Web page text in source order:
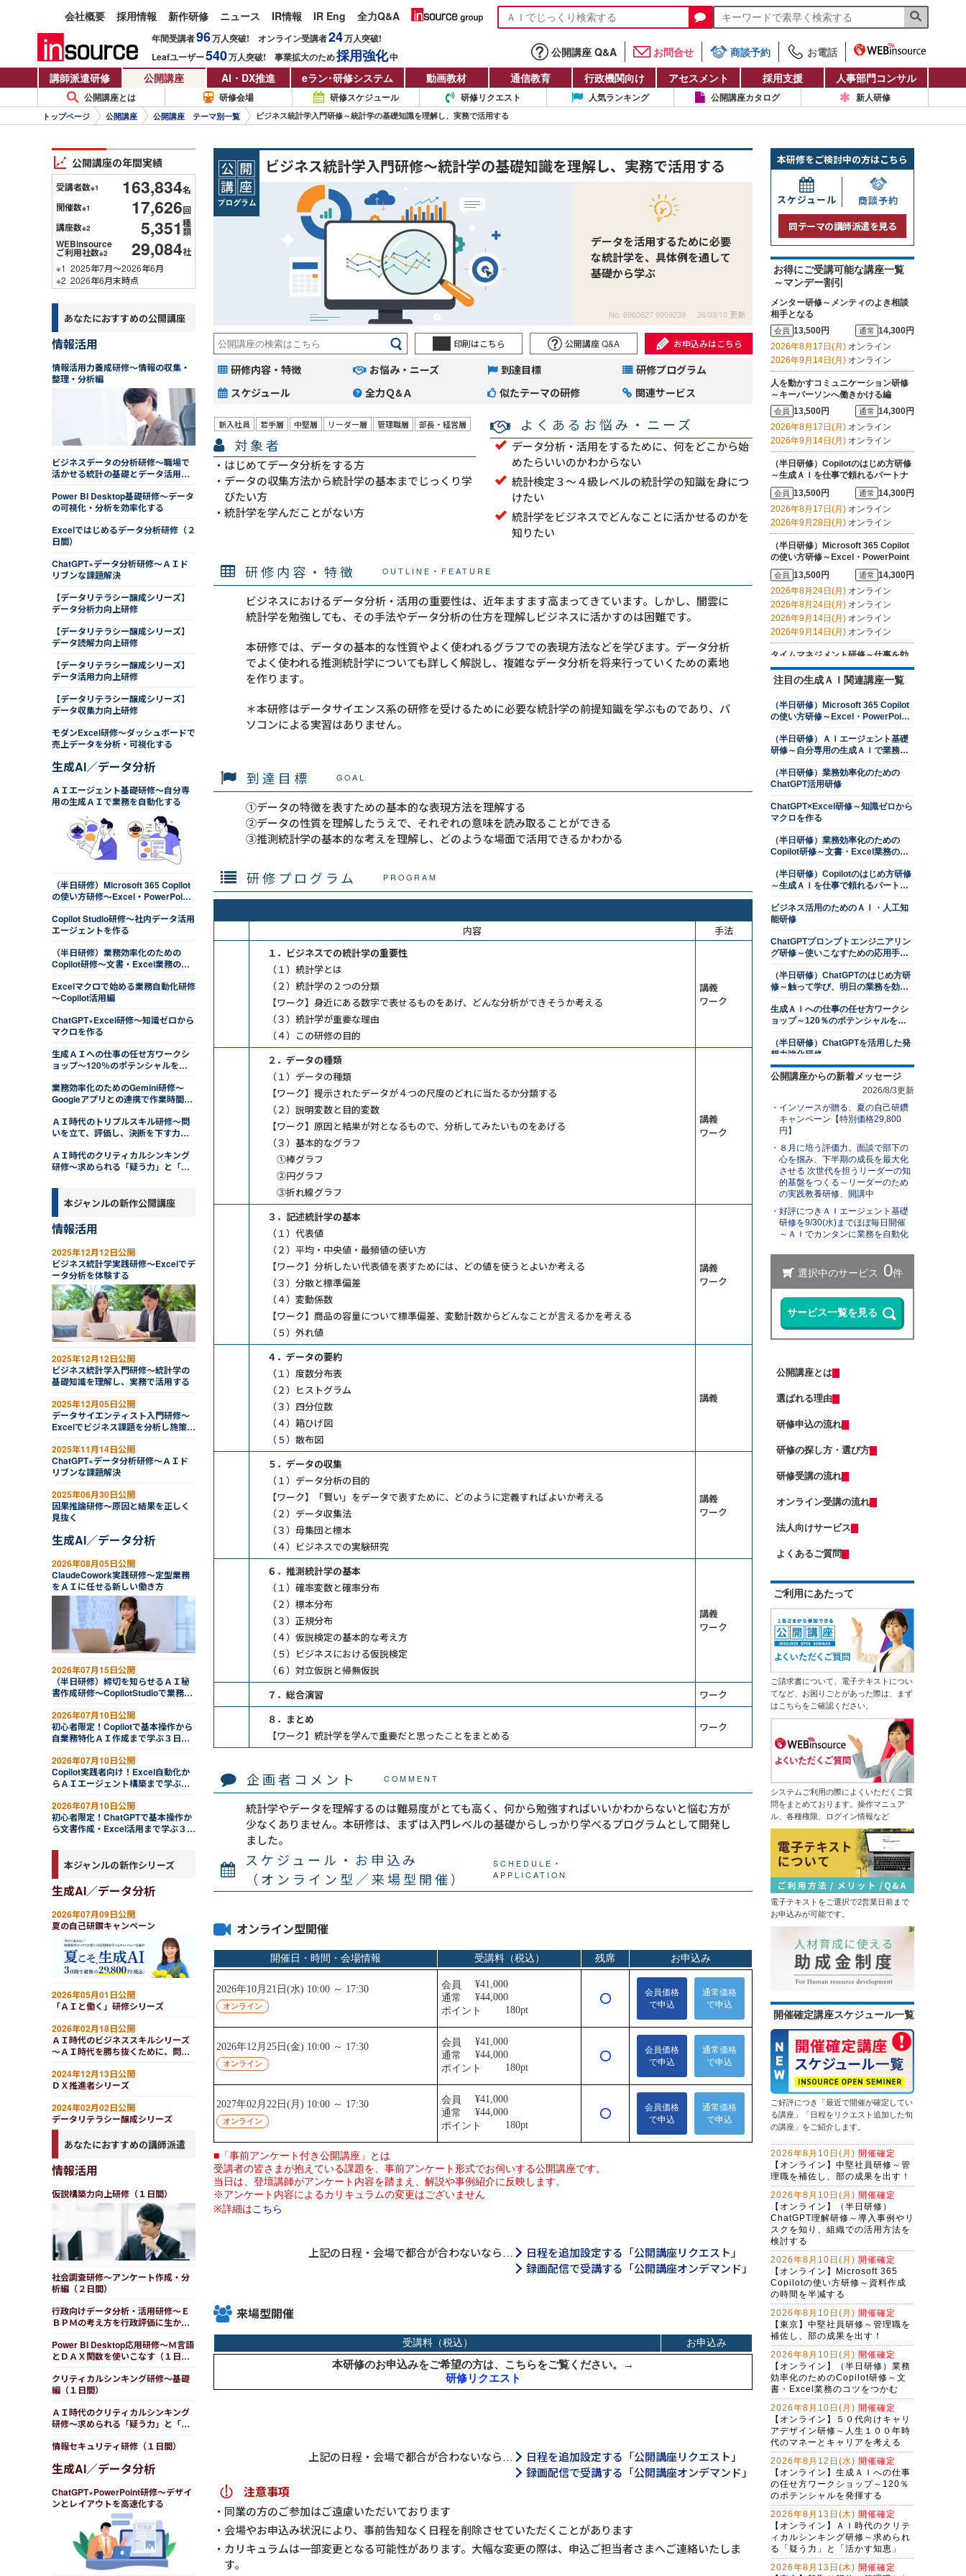
会社概要 採用情報 新作研修 ニュース IR情報 IR Eng 全力Q&A
年間受講者96万人突破! オンライン受講者24万人突破!
Leafユーザー540万人突破! 事業拡大のため採用強化中 公開講座 Q&A お問合せ 商談予約
お電話
講師派遣研修
公開講座 AI・DX推進 eラン・研修システム 動画教材 通信教育 行政機関向け アセスメント 採用支援 人事部門コンサル
公開講座とは 研修会場 研修スケジュール 研修リクエスト 人気ランキング 公開講座カタログ 新人研修
トップページ 公開講座 公開講座 テーマ別一覧 ビジネス統計学入門研修～統計学の基礎知識を理解し、実務で活用する
ビジネス統計学入門研修～統計学の基礎知識を理解し、実務で活用する
データを活用するために必要
な統計学を、具体例を通して
基礎から学ぶ
No. 6960627 9909239 26/03/10 更新
印刷はこちら 公開講座 Q&A お申込みはこちら
研修内容・特徴 お悩み・ニーズ 到達目標
研修プログラム
スケジュール
全力Ｑ&Ａ 似たテーマの研修 関連サービス
対象者
新入社員 若手層 中堅層 リーダー層 管理職層 部長・経営層
はじめてデータ分析をする方
データの収集方法から統計学の基本までじっくり学
びたい方
統計学を学んだことがない方
よくあるお悩み・ニーズ
データ分析・活用をするために、何をどこから始
めたらいいのかわからない
統計検定３～４級レベルの統計学の知識を身につ
けたい
統計学をビジネスでどんなことに活かせるのかを
知りたい
研修内容・特徴 OUTLINE・FEATURE
ビジネスにおけるデータ分析・活用の重要性は、近年ますます高まってきています。しかし、闇雲に
統計学を勉強しても、その手法やデータ分析の仕方を理解しビジネスに活かすのは困難です。
本研修では、データの基本的な性質やよく使われるグラフでの表現方法などを学びます。データ分析
でよく使われる推測統計学についても詳しく解説し、複雑なデータ分析を将来行っていくための素地
を作ります。
＊本研修はデータサイエンス系の研修を受けるために必要な統計学の前提知識を学ぶものであり、パ
ソコンによる実習はありません。
到達目標 GOAL
①データの特徴を表すための基本的な表現方法を理解する
②データの性質を理解したうえで、それぞれの意味を読み取ることができる
③推測統計学の基本的な考えを理解し、どのような場面で活用できるかわかる
研修プログラム PROGRAM
内容
手法
１．ビジネスでの統計学の重要性
（１）統計学とは
（２）統計学の２つの分類
【ワーク】身近にある数字で表せるものをあげ、どんな分析ができそうか考える
（３）統計学が重要な理由
（４）この研修の目的
講義
ワーク
２．データの種類​
（１）データの種類
【ワーク】提示されたデータが４つの尺度のどれに当たるか分類する​
（２）説明変数と目的変数
【ワーク】原因と結果が対となるもので、分析してみたいものをあげる
（３）基本的なグラフ
①棒グラフ
②円グラフ
③折れ線グラフ
講義
ワーク
３．記述統計学の基本
（１）代表値​
（２）平均・中央値・最頻値の使い方
【ワーク】分析したい代表値を表すためには、どの値を使うとよいか考える
（３）分散と標準偏差
（４）変動係数​
【ワーク】商品の容量について標準偏差、変動計数からどんなことが言えるかを考える
（５）外れ値
講義
ワーク
４．データの要約​
（１）度数分布表
（２）ヒストグラム
（３）四分位数
（４）箱ひげ図
（５）散布図​
講義
５．データの収集​
（１）データ分析の目的
【ワーク】「賢い」をデータで表すために、どのように定義すればよいか考える
（２）データ収集法​
（３）母集団と標本
（４）ビジネスでの実験研究
講義
ワーク
６．推測統計学の基本​​
（１）確率変数と確率分布​
（２）標本分布​
（３）正規分布
（４）仮説検定の基本的な考え方​
（５）ビジネスにおける仮説検定​
（６）対立仮説と帰無仮説​
講義
ワーク
７．総合演習​​
ワーク
８．まとめ​
【ワーク】統計学を学んで重要だと思ったことをまとめる
ワーク
企画者コメント COMMENT
統計学やデータを理解するのは難易度がとても高く、何から勉強すればいいかわからないと悩む方が
少なくありません。本研修は、まずは入門レベルの基礎からしっかり学べるプログラムとして開発し
ました。
スケジュール・お申込み
（オンライン型／来場型開催）
SCHEDULE・
APPLICATION
オンライン型開催
上記の日程・会場で都合が合わないなら…
日程を追加設定する「公開講座リクエスト」
録画配信で受講する「公開講座オンデマンド」
来場型開催
上記の日程・会場で都合が合わないなら…
日程を追加設定する「公開講座リクエスト」
録画配信で受講する「公開講座オンデマンド」
注意事項
同業の方のご参加はご遠慮いただいております
会場やお申込み状況により、事前告知なく日程を削除させていただくことがあります
カリキュラムは一部変更となる可能性があります。大幅な変更の際は、申込ご担当者さまへご連絡いたしま
す。
公開講座の年間実績
受講者数※1 163,834名
開催数※1 17,626回
講座数※2 5,351 種
類
WEBinsource
ご利用社数※2 29,084社
※1 2025年7月～2026年6月
※2 2026年6月末時点
あなたにおすすめの公開講座
情報活用
情報活用力養成研修～情報の収集・
整理・分析編
ビジネスデータの分析研修～職場で
活かせる統計の基礎とデータ活用法
Power BI Desktop基礎研修～データ
の可視化・分析を効率化する
Excelではじめるデータ分析研修（２
日間）
ChatGPT×データ分析研修～ＡＩド
リブンな課題解決
【データリテラシー醸成シリーズ】
データ分析力向上研修
【データリテラシー醸成シリーズ】
データ読解力向上研修
【データリテラシー醸成シリーズ】
データ活用力向上研修
【データリテラシー醸成シリーズ】
データ収集力向上研修
モダンExcel研修～ダッシュボードで
売上データを分析・可視化する
生成AI／データ分析
ＡＩエージェント基礎研修～自分専
用の生成ＡＩで業務を自動化する
（半日研修）Microsoft 365 Copilot
の使い方研修～Excel・PowerPoint
Copilot Studio研修～社内データ活用
エージェントを作る
（半日研修）業務効率化のための
Copilot研修～文書・Excel業務のコ
Excelマクロで始める業務自動化研修
～Copilot活用編
ChatGPT×Excel研修～知識ゼロから
マクロを作る
生成ＡＩへの仕事の任せ方ワークシ
ョップ～120％のポテンシャルを発
業務効率化のためのGemini研修～
Googleアプリとの連携で作業時間を
ＡＩ時代のトリプルスキル研修～問
いを立て、評価し、決断を下す力を
ＡＩ時代のクリティカルシンキング
研修～求められる「疑う力」と「活
本ジャンルの新作公開講座
情報活用
2025年12月12日公開
ビジネス統計学実践研修～Excelでデ
ータ分析を体験する
2025年12月12日公開
ビジネス統計学入門研修～統計学の
基礎知識を理解し、実務で活用する
2025年12月05日公開
データサイエンティスト入門研修～
Excelでビジネス課題を分析し施策を
2025年11月14日公開
ChatGPT×データ分析研修～ＡＩド
リブンな課題解決
2025年06月30日公開
因果推論研修～原因と結果を正しく
見抜く
生成AI／データ分析
2026年08月05日公開
ClaudeCowork実践研修～定型業務
をＡＩに任せる新しい働き方
2026年07月15日公開
（半日研修）締切を知らせるＡＩ秘
書作成研修～CopilotStudioで業務自
2026年07月10日公開
初心者限定！Copilotで基本操作から
自業務特化ＡＩ作成まで学ぶ３日間
2026年07月10日公開
Copilot実践者向け！Excel自動化か
らＡＩエージェント構築まで学ぶ３
2026年07月10日公開
初心者限定！ChatGPTで基本操作か
ら文書作成・Excel活用まで学ぶ３日
本ジャンルの新作シリーズ
生成AI／データ分析
2026年07月09日公開
夏の自己研鑽キャンペーン
2026年05月01日公開
「ＡＩと働く」研修シリーズ
2026年02月18日公開
ＡＩ時代のビジネススキルシリーズ
～ＡＩ時代を勝ち抜くために、問い
す力を強化する
2024年12月13日公開
ＤＸ推進者シリーズ
2024年02月02日公開
データリテラシー醸成シリーズ
あなたにおすすめの講師派遣
情報活用
仮説構築力向上研修（１日間）
社会調査研修～アンケート作成・分
析編（２日間）
行政向けデータ分析・活用研修～Ｅ
ＢＰＭの考え方を行政評価に生かす
Power BI Desktop応用研修～Ｍ言語
とＤＡＸ関数を使いこなす（１日
クリティカルシンキング研修～基礎
編（１日間）
ＡＩ時代のクリティカルシンキング
研修～求められる「疑う力」と「活
情報セキュリティ研修（１日間）
生成AI／データ分析
ChatGPT×PowerPoint研修～デザイ
ンとレイアウトを高速化する
本研修をご検討中の方はこちら
スケジュール
商談予約
同テーマの講師派遣を見る
お得にご受講可能な講座一覧
～マンデー割引
メンター研修～メンティのよき相談
相手となる
会員 13,500円 通常 14,300円
2026年8月17日(月) オンライン
2026年9月14日(月) オンライン
人を動かすコミュニケーション研修
～キーパーソンへ働きかける編
会員 13,500円 通常 14,300円
2026年8月17日(月) オンライン
2026年9月14日(月) オンライン
（半日研修）Copilotのはじめ方研修
～生成ＡＩを仕事で頼れるパートナ
ーにする
会員 13,500円 通常 14,300円
2026年8月17日(月) オンライン
2026年9月28日(月) オンライン
（半日研修）Microsoft 365 Copilot
の使い方研修～Excel・PowerPoint
操作を効率化する
会員 13,500円 通常 14,300円
2026年8月24日(月) オンライン
2026年8月24日(月) オンライン
2026年9月14日(月) オンライン
2026年9月14日(月) オンライン
タイムマネジメント研修～仕事を効
率的に進めるための時間管理を学ぶ
会員 13,500円 通常 14,300円
2026年8月24日(月)
ロジカルシンキング研修
会員 13,500円 通常
14,300円
2026年8月24日(月)オンライン
2026年9月28日(月)オンライン
目標管理研修～目標達成に向けた継
続的なマネジメント
会員 13,500円
2026年8月24日(月)オンライン
交渉力向上研修～ネゴシエーション
スキルを上達させる
会員 13,500円 通常
14,300円
2026年8月24日(月)
2026年9月28日(月)オンライン
判断力強化研修～８つの観点で意思
決定ができる管理職になる
2026年8月24日(月)オンライン
プレゼンテーション研修～相手を動
会員 13,500円 通常 14,300円
若手社員研修～主体性の発揮
14,300円
2026年8月31日(月)オンライン
修～自他尊重のスタンスで言いにく
いことを伝える
会員 13,500円 通常 14,300円
2026年8月31日(月)オンライン
１対１面談研修～部下のキャリア開
発支援編
会員 13,500円 通常 14,300円
2026年8月31日(月)オンライン
レジリエンス研修～しなやかにスト
レスと向き合い、回復力を身につけ
会員
14,300円
2026年9月7日(月)オンライン
リスクマネジメント研修～未然に防
会員 13,500円
2026年9月28日(月)
（半日研修）ＡＩエージェント基礎
自動化する
会員 13,500円 通常
2026年9月7日(月)
2026年9月7日(月)オンライン
（中途社員・職種転換者向け）ビジ
会員 13,500円
2026年9月7日(月)オンライン
はじめての人事採用実務研修～求人
票・説明会・入社手続きの流れを押
さえる
14,300円
2026年9月7日(月)
オンライン
2026年9月28日(月)
オンライン
生産性向上研修～仕事の見える化で
ムダなく成果につなげる
会員 13,500円 通常 14,300円
2026年9月7日(月) オンライン
情報セキュリティマネジメント研修
会員 14,300円 通常
14,300円
2026年9月7日(月)オンライン
2026年9月14日(月)オンライン
中堅社員研修～管理職を補佐し、部
の成果を出す！
会員 13,500円 通常 14,300円
2026年9月7日(月)
オンライン
プロジェクトマネジメント基礎研修
会員 13,500円 通常 14,300円
2026年9月14日(月)オンライン
はじめての経理実務研修～日次・月
次基礎業務編
13,500円 通常
14,300円
2026年9月14日(月)オンライン
2026年9月28日(月)オンライン
情報セキュリティ研修～身近な事例
から社内リスクを抑制する
会員 13,500円 通常 14,300円
2026年9月14日(月)オンライン
2026年9月28日(月)オンライン
問題解決研修～ビジネス上の問題を
解決する
会員 13,500円 通常 14,300円
2026年9月28日(月)オンライン
注目の生成ＡＩ関連講座一覧
（半日研修）Microsoft 365 Copilot
の使い方研修～Excel・PowerPoint
（半日研修）ＡＩエージェント基礎
研修～自分専用の生成ＡＩで業務を
（半日研修）業務効率化のための
ChatGPT活用研修
ChatGPT×Excel研修～知識ゼロから
マクロを作る
（半日研修）業務効率化のための
Copilot研修～文書・Excel業務のコ
（半日研修）Copilotのはじめ方研修
～生成ＡＩを仕事で頼れるパートナ
ビジネス活用のためのＡＩ・人工知
能研修
ChatGPTプロンプトエンジニアリン
グ研修～使いこなすための応用手法
（半日研修）ChatGPTのはじめ方研
修～触って学び、明日の業務を効率
生成ＡＩへの仕事の任せ方ワークシ
ョップ～120％のポテンシャルを発
（半日研修）ChatGPTを活用した発
想力強化研修
業務効率化のためのGemini研修～
Googleアプリとの連携で作業時間を
ＡＩエージェント基礎研修～自分専
用の生成ＡＩで業務を自動化する
（半日研修）ChatGPT×Excel研修～
身近なExcel業務から始めるＡＩ活用
ChatGPTを活用したビジネス文書研
修～文書作成の新スタンダードを学
生成ＡＩを活用した業務改善研修～
業務を可視化し、ＡＩに置き換え組
織展開する
入事例やリスクを知り、組織での活
用方法を検討する
【ＡＩと働く】研修担当者レベルア
ップ研修～整合性・納得感をＡＩで
担保する
Microsoft 365 Copilotの使い方研修
～資料作成の時間を半減する
Excelマクロで始める業務自動化研修
～Copilot活用編
に触れ、業務効率化のマインドを獲
業務効率化のためのClaude活用研修
～Excel業務と資料作成の負担を減ら
受注獲得のためのＡＩ活用研修～デ
まで
プ～生成ＡＩとＳＦ思考で未来を構
想する
修～自動化・データ分析編（５日
間）
ＡＩエージェント基礎研修～Gemini
で自組織専用のGemを作成する
（半日研修）経営幹部・管理職向け
生成ＡＩ活用研修～リスクを理解し
運用方針を決める
（半日研修）デザイン業務内製化の
ための画像生成ＡＩ活用研修
初心者限定！Copilotで基本操作から
自業務特化ＡＩ作成まで学ぶ３日間
はじめての業務自動化研修～生成Ａ
ＩとPythonで１日１時間を生みだす
ＤＸ推進のための業務改革研修～デ
ジタル活用の視点を持つ
ChatGPT×データ分析研修～ＡＩド
リブンな課題解決
生成ＡＩ推進リーダー育成研修～効
果的な業務を選びエージェントを作
成する
（半日研修）ＡＩ理解研修～人工知
能にできることを知り、正しく活用
する
触って高める生成ＡＩリテラシー研
修～生成ＡＩパスポート取得の１歩
（半日研修）営業向け生成ＡＩ活用
研修～提案書作成・Excel作業を効率
化する
問合せ対応効率化のためのＡＩエー
（２日間）
初心者限定！GeminiでWeb検索・情
報整理から自業務特化ＡＩ作成まで
学ぶ３日間集中コース
生成ＡＩを味方にするWebマーケテ
ィング戦略とAIO・LLMO対応記事作
成術～年間6,000件の問合せを獲得す
る、インソース流のWeb開発
ChatGPT×Excelレベルアップ研修～
マクロ仕様書で、要件定義力を強化
する
NotebookLM活用研修～生成ＡＩで
スライド作成を自動化する
ＡＩエージェント開発研修～
LangChainで業務プロセスを改善す
る（２日間）
生成ＡＩを活用した企画立案ワーク
ショップ～アイデアソンに取り組む
生成AI活用講座・応用編
Claude Cowork実践研修～定型業務
をＡＩに任せる新しい働き方
生成AI活用講座・基礎編
Ｇ検定対策研修～現代に必須のＡＩ
リテラシー（２日間）
アプリを作れる自分になる！生成Ａ
Ｉで仕事を変えるバイブコーディン
グ研修（２日間）
（半日研修）ＡＩ時代の構文リテラ
シー向上研修～アレクサンドラ・ア
ミラーゼ構文で考える
バイブコーディング体験研修～ＡＩ
の力でプログラムを自動作成する
（半日研修）締切を知らせるＡＩ秘
書作成研修～Copilot Studioで業務自
動化
ChatGPT×Pythonプログラミング研
修～Excel・WEB操作自動化編（３
日間）
Gemini実践者向け！NotebookLM資
料作成からGem構築まで学ぶ３日間
集中コース
Copilot実践者向け！Excel自動化か
らＡＩエージェント構築まで学ぶ３
日間集中コース
（半日研修）（新入社員・新社会人
公開講座からの新着メッセージ
2026/8/3更新
インソースが贈る、夏の自己研鑽
キャンペーン【特別価格29,800
円】
８月に培う評価力。面談で部下の
心を掴み、下半期の成長を最大化
させる 次世代を担うリーダーの知
的基盤をつくる～リーダーのため
の実践教養研修、開講中
好評につきＡＩエージェント基礎
研修を9/30(水)までほぼ毎日開催
～ＡＩでカンタンに業務を自動化
公開講座とは
選ばれる理由
研修申込の流れ
研修の探し方・選び方
研修受講の流れ
オンライン受講の流れ
法人向けサービス
よくあるご質問
ご利用にあたって
ご請求書について、電子テキストについ
てなど、お困りごとがあった際は、まず
はこちらをご確認ください。
システムご利用の際によくいただくご質
問をまとめております。操作マニュア
ル、各種権限、ログイン情報など
電子テキストをご選択で2営業日前まで
お申込みが可能です。
開催確定講座スケジュール一覧
ご好評につき「最近で開催が確定してい
る講座」「日程をリクエスト追加した旬
の講座」をご紹介します。
2026年8月10日(月) 開催確定
【オンライン】中堅社員研修～管
理職を補佐し、部の成果を出す！
2026年8月10日(月) 開催確定
【オンライン】（半日研修）
ChatGPT理解研修～導入事例やリ
スクを知り、組織での活用方法を
検討する
2026年8月10日(月) 開催確定
【オンライン】Microsoft 365
Copilotの使い方研修～資料作成
の時間を半減する
2026年8月10日(月) 開催確定
【東京】中堅社員研修～管理職を
補佐し、部の成果を出す！
2026年8月10日(月) 開催確定
【オンライン】（半日研修）業務
効率化のためのCopilot研修～文
書・Excel業務のコツをつかむ
2026年8月10日(月) 開催確定
【オンライン】５０代向けキャリ
アデザイン研修～人生１００年時
代のマネーとキャリアを考える
2026年8月12日(水) 開催確定
【オンライン】生成ＡＩへの仕事
の任せ方ワークショップ～120％
のポテンシャルを発揮する
2026年8月13日(木) 開催確定
【オンライン】ＡＩ時代のクリテ
ィカルシンキング研修～求められ
る「疑う力」と「活かす知恵」
2026年8月13日(木) 開催確定